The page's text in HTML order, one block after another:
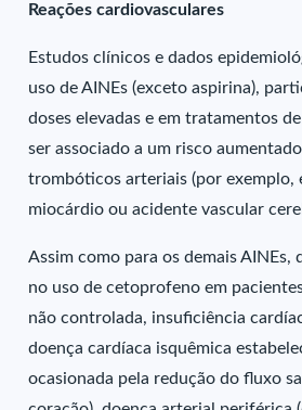
Reações cardiovasculares
Estudos clínicos e dados
uso de AINEs (exceto aspirina),
doses elevadas e em tratamentos
ser associado a um risco
trombóticos arteriais (por exemplo,
miocárdio ou acidente vascular
Assim como para os demais AINEs,
no uso de cetoprofeno em
não controlada, insuficiência
doença cardíaca isquêmica
ocasionada pela redução do fluxo